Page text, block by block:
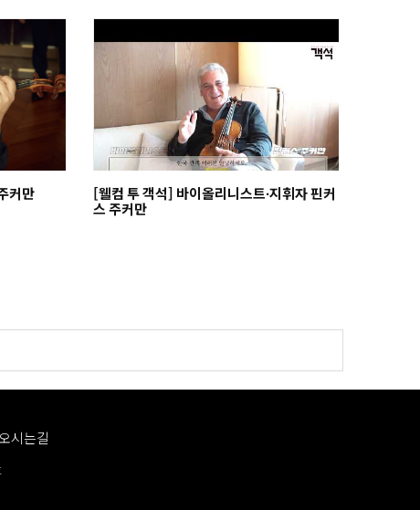
핀커스 주커만
[웰컴 투 객석] 바이올리니스트∙지휘자 핀커
스 주커만
시는길